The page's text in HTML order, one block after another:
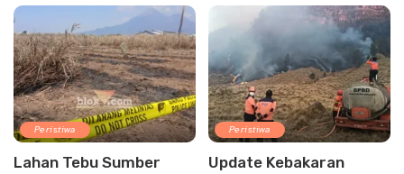
Peristiwa
Lahan Tebu Sumber
Peristiwa
Update Kebakaran